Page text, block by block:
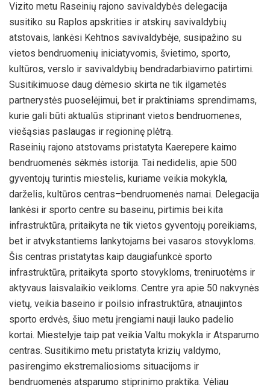
Vizito metu Raseinių rajono savivaldybės delegacija
susitiko su Raplos apskrities ir atskirų savivaldybių
atstovais, lankėsi Kehtnos savivaldybėje, susipažino su
vietos bendruomenių iniciatyvomis, švietimo, sporto,
kultūros, verslo ir savivaldybių bendradarbiavimo patirtimi.
Susitikimuose daug dėmesio skirta ne tik ilgametės
partnerystės puoselėjimui, bet ir praktiniams sprendimams,
kurie gali būti aktualūs stiprinant vietos bendruomenes,
viešąsias paslaugas ir regioninę plėtrą.
Raseinių rajono atstovams pristatyta Kaerepere kaimo
bendruomenės sėkmės istorija. Tai nedidelis, apie 500
gyventojų turintis miestelis, kuriame veikia mokykla,
darželis, kultūros centras–bendruomenės namai. Delegacija
lankėsi ir sporto centre su baseinu, pirtimis bei kita
infrastruktūra, pritaikyta ne tik vietos gyventojų poreikiams,
bet ir atvykstantiems lankytojams bei vasaros stovykloms.
Šis centras pristatytas kaip daugiafunkcė sporto
infrastruktūra, pritaikyta sporto stovykloms, treniruotėms ir
aktyvaus laisvalaikio veikloms. Centre yra apie 50 nakvynės
vietų, veikia baseino ir poilsio infrastruktūra, atnaujintos
sporto erdvės, šiuo metu įrengiami nauji lauko padelio
kortai. Miestelyje taip pat veikia Valtu mokykla ir Atsparumo
centras. Susitikimo metu pristatyta krizių valdymo,
pasirengimo ekstremaliosioms situacijoms ir
bendruomenės atsparumo stiprinimo praktika. Vėliau